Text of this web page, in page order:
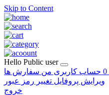
Skip to Content
Hello Public user
0 حساب کاربری من سفارش ها
ویرایش پروفایل تغییر رمز عبور
خروج